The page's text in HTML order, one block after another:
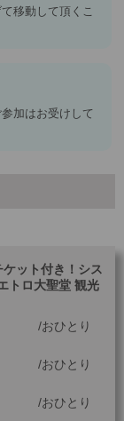
移動して頂くこ
加はお受けして
ケット付き！シス
トロ大聖堂 観光
おひとり
おひとり
おひとり